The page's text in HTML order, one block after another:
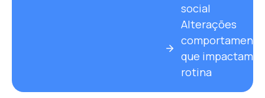
social
Alterações
que impactam a
rotina